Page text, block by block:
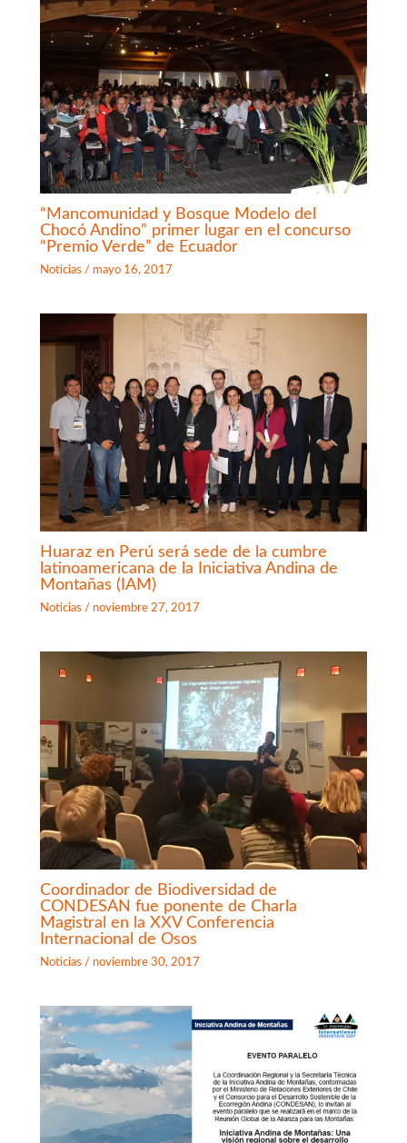
“Mancomunidad y Bosque Modelo del
Chocó Andino” primer lugar en el concurso
“Premio Verde” de Ecuador
Noticias / mayo 16, 2017
Huaraz en Perú será sede de la cumbre
latinoamericana de la Iniciativa Andina de
Montañas (IAM)
Noticias / noviembre 27, 2017
Coordinador de Biodiversidad de
CONDESAN fue ponente de Charla
Magistral en la XXV Conferencia
Internacional de Osos
Noticias / noviembre 30, 2017